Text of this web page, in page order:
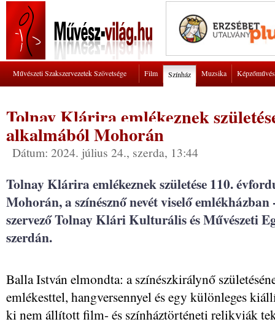
Művészeti Szakszervezetek Szövetsége Film Színház Muzsika
Tolnay Klárira emlékeznek
alkalmából Mohorán
Dátum: 2024. július 24., szerda, 13:44
Tolnay Klárira emlékeznek születése 110.
Mohorán, a színésznő nevét viselő
szervező Tolnay Klári Kulturális és Művészeti
szerdán.
Balla István elmondta: a színészkirálynő
emlékesttel, hangversennyel és egy különleges
ki nem állított film- és színháztörténeti relikviák